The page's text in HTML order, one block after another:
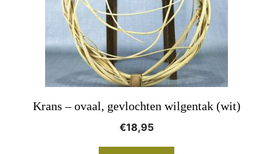
Krans – ovaal, gevlochten wilgentak (wit)
€18,95